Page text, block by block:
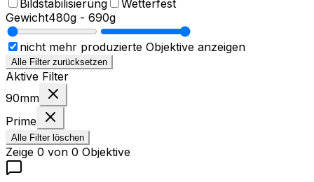
Bildstabilisierung
Wetterfest
Gewicht480g - 690g
nicht mehr produzierte Objektive anzeigen
Alle Filter zurücksetzen
Aktive Filter
90mm
Prime
Alle Filter löschen
Zeige 0 von 0 Objektive